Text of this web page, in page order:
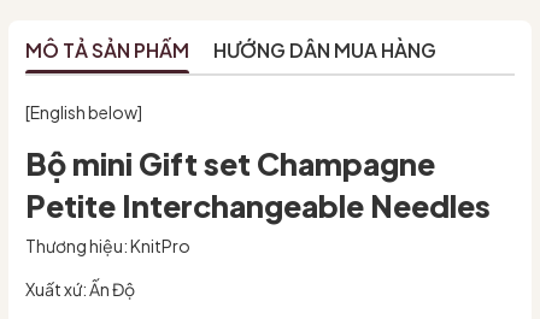
MÔ TẢ SẢN PHẨM HƯỚNG DẪN MUA HÀNG
[English below]
Bộ mini Gift set Champagne
Petite Interchangeable Needles
Thương hiệu: KnitPro
Xuất xứ: Ấn Độ